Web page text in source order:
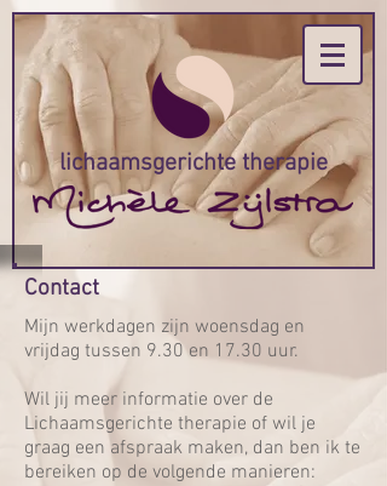
lichaamsgerichte therapie
Contact
Mijn werkdagen zijn woensdag en
vrijdag tussen 9.30 en 17.30 uur.
Wil jij meer informatie over de
Lichaamsgerichte therapie of wil je
graag een afspraak maken, dan ben ik te
bereiken op de volgende manieren: